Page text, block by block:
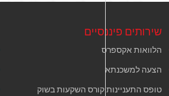
שירותים פיננסיים
הלוואות אקספרס
הצעה למשכנתא
טופס התעניינות קורס השקעות בשוק